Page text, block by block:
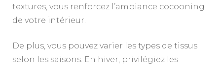
textures, vous renforcez l’ambiance cocooning
de votre intérieur.
De plus, vous pouvez varier les types de tissus
selon les saisons. En hiver, privilégiez les